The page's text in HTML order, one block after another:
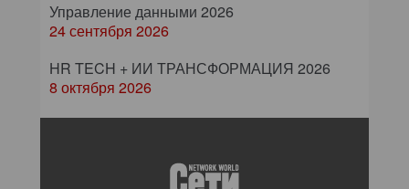
Управление данными 2026
24 сентября 2026
HR TECH + ИИ ТРАНСФОРМАЦИЯ 2026
8 октября 2026